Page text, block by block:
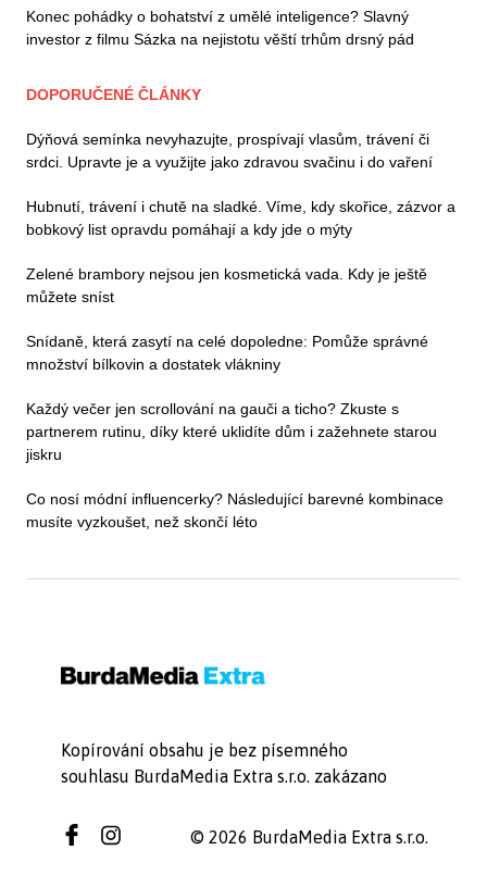
Konec pohádky o bohatství z umělé inteligence? Slavný
investor z filmu Sázka na nejistotu věští trhům drsný pád
DOPORUČENÉ ČLÁNKY
Dýňová semínka nevyhazujte, prospívají vlasům, trávení či
srdci. Upravte je a využijte jako zdravou svačinu i do vaření
Hubnutí, trávení i chutě na sladké. Víme, kdy skořice, zázvor a
bobkový list opravdu pomáhají a kdy jde o mýty
Zelené brambory nejsou jen kosmetická vada. Kdy je ještě
můžete sníst
Snídaně, která zasytí na celé dopoledne: Pomůže správné
množství bílkovin a dostatek vlákniny
Každý večer jen scrollování na gauči a ticho? Zkuste s
partnerem rutinu, díky které uklidíte dům i zažehnete starou
jiskru
Co nosí módní influencerky? Následující barevné kombinace
musíte vyzkoušet, než skončí léto
Kopírování obsahu je bez písemného
souhlasu BurdaMedia Extra s.r.o. zakázano
© 2026 BurdaMedia Extra s.r.o.